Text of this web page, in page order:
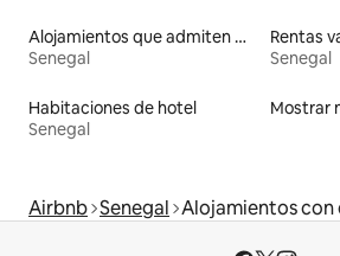
Alojamientos que admiten mascotas
Senegal
Senegal
Habitaciones de hotel
Senegal
Mostrar
Airbnb Senegal Alojamientos con